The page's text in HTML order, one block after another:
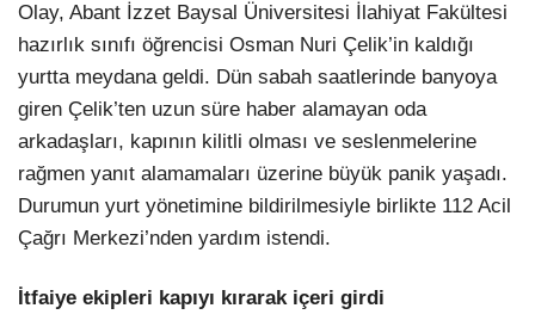
Olay, Abant İzzet Baysal Üniversitesi İlahiyat Fakültesi
hazırlık sınıfı öğrencisi Osman Nuri Çelik’in kaldığı
yurtta meydana geldi. Dün sabah saatlerinde banyoya
giren Çelik’ten uzun süre haber alamayan oda
arkadaşları, kapının kilitli olması ve seslenmelerine
rağmen yanıt alamamaları üzerine büyük panik yaşadı.
Durumun yurt yönetimine bildirilmesiyle birlikte 112 Acil
Çağrı Merkezi’nden yardım istendi.
İtfaiye ekipleri kapıyı kırarak içeri girdi